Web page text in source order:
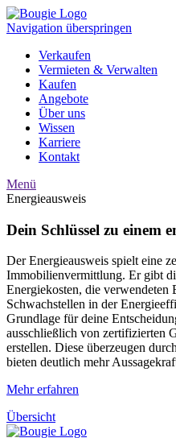
Navigation überspringen
Verkaufen
Vermieten & Verwalten
Kaufen
Angebote
Über uns
Wissen
Karriere
Kontakt
Menü
Energieausweis
Dein Schlüssel zu einem
Der Energieausweis spielt eine
Immobilienvermittlung. Er gibt
Energiekosten, die verwendeten
Schwachstellen in der
Grundlage für deine
ausschließlich von zertifizierten
erstellen. Diese überzeugen
bieten deutlich mehr
Mehr erfahren
Übersicht